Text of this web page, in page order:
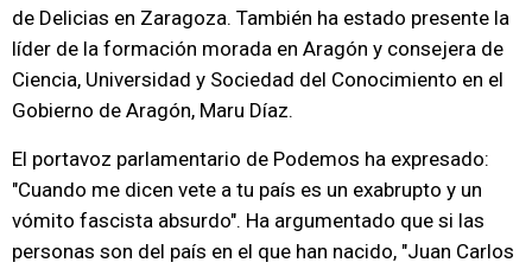
de Delicias en Zaragoza. También ha estado presente la
líder de la formación morada en Aragón y consejera de
Ciencia, Universidad y Sociedad del Conocimiento en el
Gobierno de Aragón, Maru Díaz.
El portavoz parlamentario de Podemos ha expresado:
"Cuando me dicen vete a tu país es un exabrupto y un
vómito fascista absurdo". Ha argumentado que si las
personas son del país en el que han nacido, "Juan Carlos